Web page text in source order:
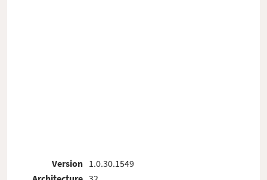
Version 1.0.30.1549